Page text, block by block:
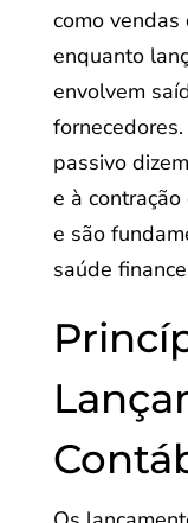
como
enquanto
envolvem
passivo
e à
e são
saúde